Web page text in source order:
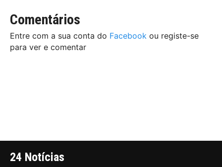
Comentários
Entre com a sua conta do Facebook ou registe-se
para ver e comentar
24 Notícias